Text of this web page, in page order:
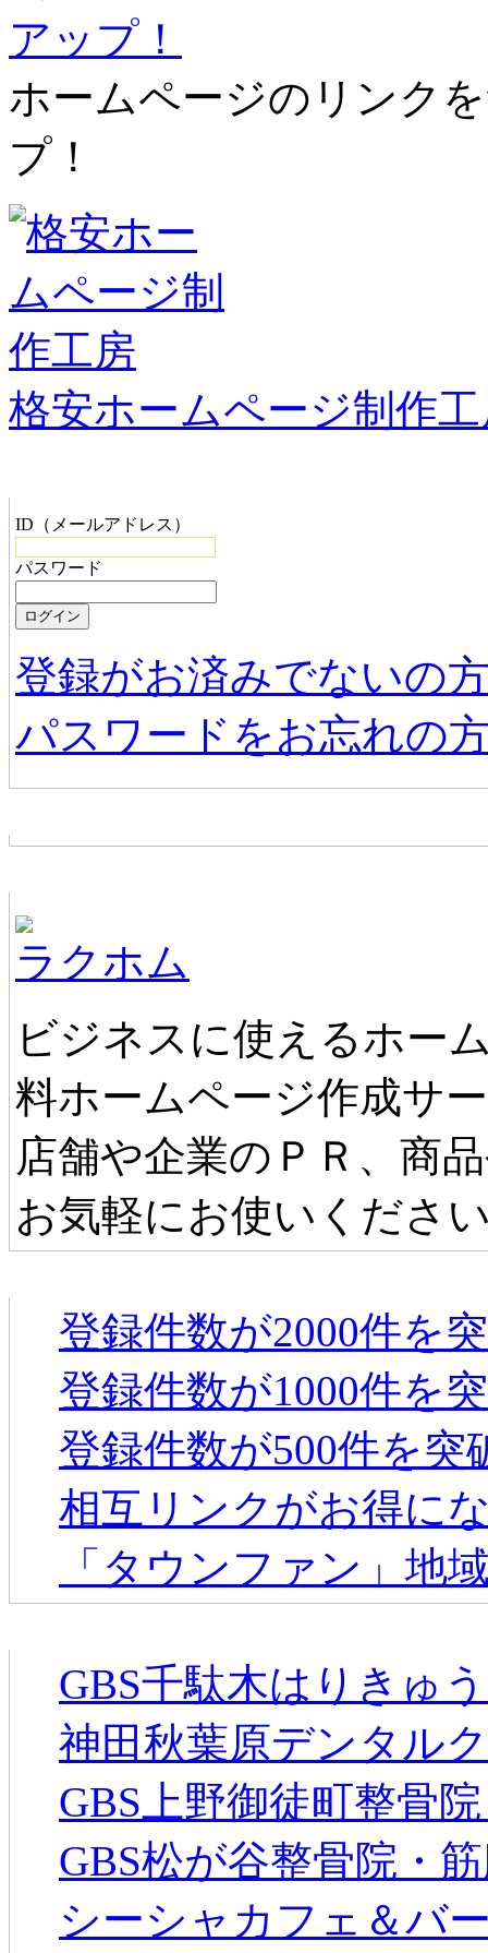
ホームページのリンク
プ！
格安ホームページ制作
ID（メールアドレス）
パスワード
登録がお済みでないの
パスワードをお忘れの
ラクホム
ビジネスに使えるホー
料ホームページ作成サ
店舗や企業のＰＲ、商
お気軽にお使いくださ
登録件数が2000件を
登録件数が1000件を
登録件数が500件を突
相互リンクがお得に
「タウンファン」地
GBS千駄木はりきゅ
神田秋葉原デンタル
GBS上野御徒町整骨
GBS松が谷整骨院・
シーシャカフェ＆バ